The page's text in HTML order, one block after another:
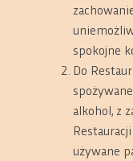
spokojne
Do
alkohol, z
używane